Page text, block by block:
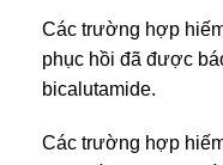
Các trường hợp
phục hồi đã được
bicalutamide.
Các trường hợp